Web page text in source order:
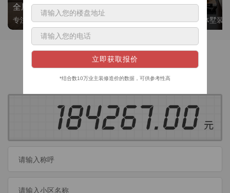
全屋整装
专注整装24年，高标准，选美迪 十年后仍爱我家
别墅大平层
高端私人定制，整体墅装
获取装修预算